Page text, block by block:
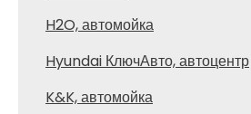
H2O, автомойка
Hyundai КлючАвто, автоцентр
K&K, автомойка